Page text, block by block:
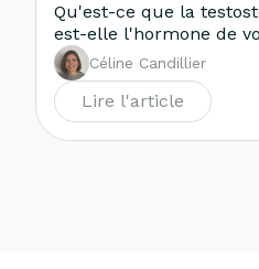
Qu'est-ce que la
est-elle l'hormone de
Céline Candillier
Lire l'article